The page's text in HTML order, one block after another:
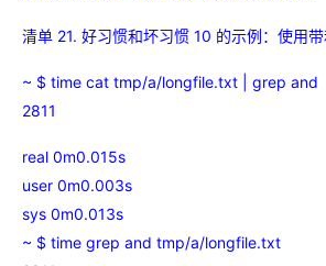
清单 21. 好习惯和坏习惯 10 的示例：使用
~ $ time cat tmp/a/longfile.txt | grep and
2811
real 0m0.015s
user 0m0.003s
sys 0m0.013s
~ $ time grep and tmp/a/longfile.txt